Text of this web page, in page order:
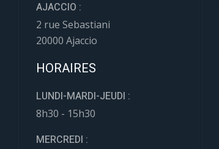
AJACCIO :
2 rue Sebastiani
20000 Ajaccio
HORAIRES
LUNDI-MARDI-JEUDI :
8h30 - 15h30
MERCREDI :